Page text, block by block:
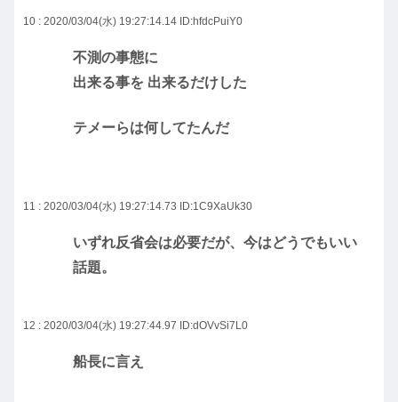
10 : 2020/03/04(水) 19:27:14.14 ID:hfdcPuiY0
不測の事態に
出来る事を 出来るだけした
テメーらは何してたんだ
11 : 2020/03/04(水) 19:27:14.73 ID:1C9XaUk30
いずれ反省会は必要だが、今はどうでもいい
話題。
12 : 2020/03/04(水) 19:27:44.97 ID:dOVvSi7L0
船長に言え